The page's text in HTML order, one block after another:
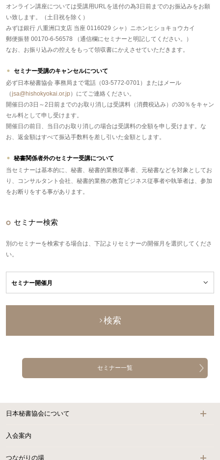
オンライン講座については受講用URLを送付の為3日前までのお振込みをお願
い致します。（土日祝を除く）
みずほ銀行 八重洲口支店 当座 0116029 シャ）ニホンヒショキョウカイ
郵便振替 00170-6-56578 （通信欄にセミナーと明記してください。）
なお、お振り込みの控えをもって領収書にかえさせていただきます。
セミナー受講のキャンセルについて
必ず日本秘書協会 事務局まで電話（03-5772-0701）またはメール
（jsa@hishokyokai.or.jp）にてご連絡ください。
開催日の3日～2日前までのお取り消しは受講料（消費税込み）の30％をキャン
セル料として申し受けます。
開催日の前日、当日のお取り消しの場合は受講料の全額を申し受けます。な
お、返金額はすべて振込手数料を差し引いた金額とします。
秘書関係者外のセミナー受講について
当セミナーは基本的に、秘書、秘書的業務従事者、元秘書などを対象としてお
り、コンサルタント会社、秘書的業務の教育ビジネス従事者や執筆者は、参加
をお断りをする事があります。
セミナー検索
別のセミナーを検索する場合は、下記よりセミナーの開催月を選択してくださ
い。
検索
セミナー一覧
日本秘書協会について
入会案内
つながりの場